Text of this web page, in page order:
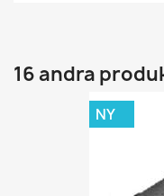
16 andra
NY